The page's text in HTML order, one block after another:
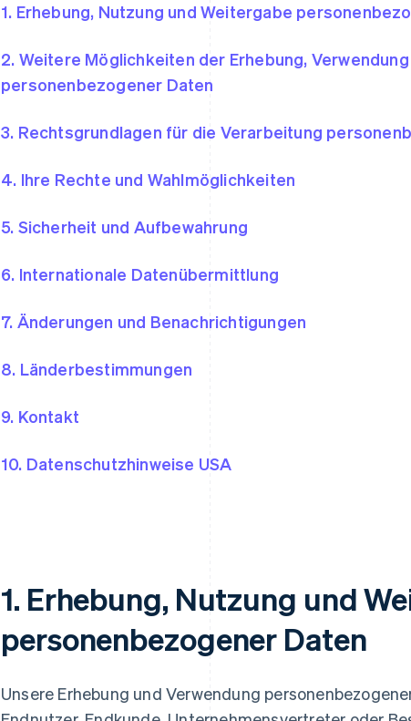
1. Erhebung, Nutzung und Weitergabe
2. Weitere Möglichkeiten der Erhebung,
personenbezogener Daten
3. Rechtsgrundlagen für die Verarbeitung
4. Ihre Rechte und Wahlmöglichkeiten
5. Sicherheit und Aufbewahrung
6. Internationale Datenübermittlung
7. Änderungen und Benachrichtigungen
8. Länderbestimmungen
9. Kontakt
10. Datenschutzhinweise USA
1. Erhebung, Nutzung und
personenbezogener Daten
Unsere Erhebung und Verwendung